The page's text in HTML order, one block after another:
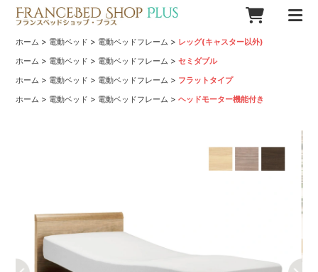
ホーム > 電動ベッド > 電動ベッドフレーム > レッグ(キャスター以外)
ホーム > 電動ベッド > 電動ベッドフレーム >セミダブル
ホーム > 電動ベッド > 電動ベッドフレーム > フラットタイプ
ホーム > 電動ベッド > 電動ベッドフレーム >ヘッドモーター機能付き